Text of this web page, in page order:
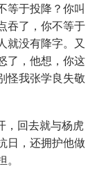
等于投降？你叫
吞了，你不等于
就没有降字。又
了，他想，你这
怪我张学良失敬
，回去就与杨虎
日，还拥护他做